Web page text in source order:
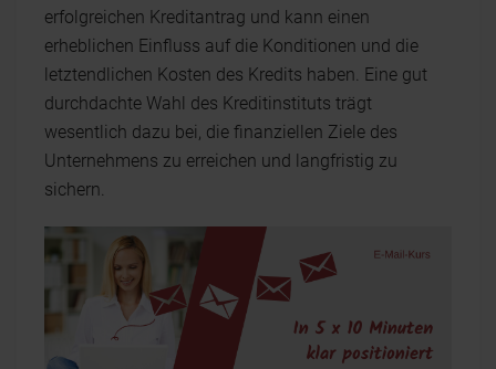
erfolgreichen Kreditantrag und kann einen
erheblichen Einfluss auf die Konditionen und die
letztendlichen Kosten des Kredits haben. Eine gut
durchdachte Wahl des Kreditinstituts trägt
wesentlich dazu bei, die finanziellen Ziele des
Unternehmens zu erreichen und langfristig zu
sichern.